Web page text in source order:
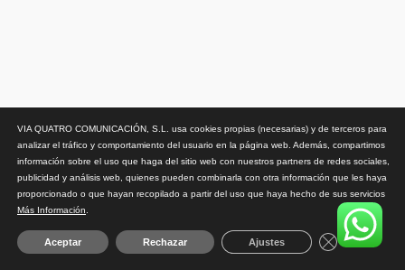
VIA QUATRO COMUNICACIÓN, S.L. usa cookies propias (necesarias) y de terceros para
analizar el tráfico y comportamiento del usuario en la página web. Además, compartimos
información sobre el uso que haga del sitio web con nuestros partners de redes sociales,
publicidad y análisis web, quienes pueden combinarla con otra información que les haya
proporcionado o que hayan recopilado a partir del uso que haya hecho de sus servicios
Más Información
Aceptar Rechazar Ajustes Close GDPR